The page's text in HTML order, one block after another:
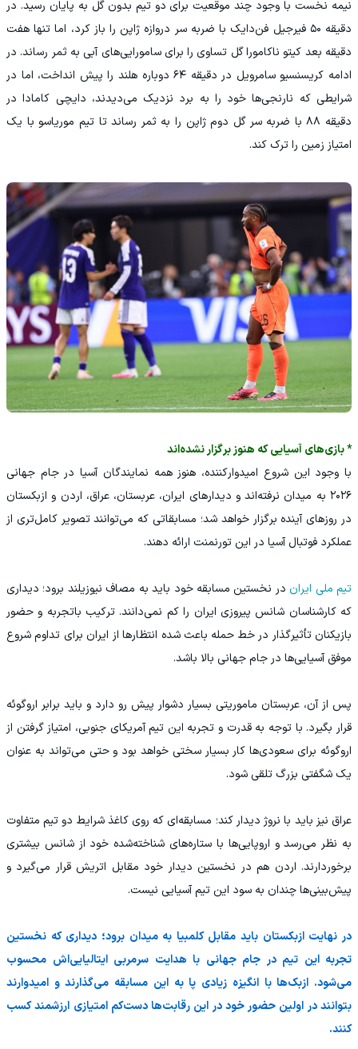
نیمه نخست با وجود چند موقعیت برای دو تیم بدون گل به پایان رسید. در
دقیقه ۵۰ فیرجیل فن‌دایک با ضربه سر دروازه ژاپن را باز کرد، اما تنها هفت
دقیقه بعد کیتو ناکامورا گل تساوی را برای سامورایی‌های آبی به ثمر رساند. در
ادامه کریسنسیو سامرویل در دقیقه ۶۴ دوباره هلند را پیش انداخت، اما در
شرایطی که نارنجی‌ها خود را به برد نزدیک می‌دیدند، دایچی کامادا در
دقیقه ۸۸ با ضربه سر گل دوم ژاپن را به ثمر رساند تا تیم موریاسو با یک
امتیاز زمین را ترک کند.
* بازی‌های آسیایی که هنوز برگزار نشده‌اند
با وجود این شروع امیدوارکننده، هنوز همه نمایندگان آسیا در جام جهانی
۲۰۲۶ به میدان نرفته‌اند و دیدارهای ایران، عربستان، عراق، اردن و ازبکستان
در روزهای آینده برگزار خواهد شد؛ مسابقاتی که می‌توانند تصویر کامل‌تری از
عملکرد فوتبال آسیا در این تورنمنت ارائه دهند.
تیم ملی ایراندر نخستین مسابقه خود باید به مصاف نیوزیلند برود؛ دیداری
که کارشناسان شانس پیروزی ایران را کم نمی‌دانند. ترکیب باتجربه و حضور
بازیکنان تأثیرگذار در خط حمله باعث شده انتظارها از ایران برای تداوم شروع
موفق آسیایی‌ها در جام جهانی بالا باشد.
پس از آن، عربستان ماموریتی بسیار دشوار پیش رو دارد و باید برابر اروگوئه
قرار بگیرد. با توجه به قدرت و تجربه این تیم آمریکای جنوبی، امتیاز گرفتن از
اروگوئه برای سعودی‌ها کار بسیار سختی خواهد بود و حتی می‌تواند به ‌عنوان
یک شگفتی بزرگ تلقی شود.
عراق نیز باید با نروژ دیدار کند؛ مسابقه‌ای که روی کاغذ شرایط دو تیم متفاوت
به نظر می‌رسد و اروپایی‌ها با ستاره‌های شناخته‌شده خود از شانس بیشتری
برخوردارند. اردن هم در نخستین دیدار خود مقابل اتریش قرار می‌گیرد و
پیش‌بینی‌ها چندان به سود این تیم آسیایی نیست.
در نهایت ازبکستان باید مقابل کلمبیا به میدان برود؛ دیداری که نخستین
تجربه این تیم در جام جهانی با هدایت سرمربی ایتالیایی‌اش محسوب
می‌شود. ازبک‌ها با انگیزه زیادی پا به این مسابقه می‌گذارند و امیدوارند
بتوانند در اولین حضور خود در این رقابت‌ها دست‌کم امتیازی ارزشمند کسب
کنند.